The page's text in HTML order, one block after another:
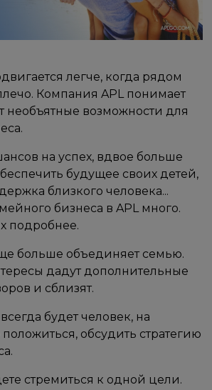
легче, когда рядом
Компания APL понимает
необъятные возможности для
на успех, вдвое больше
будущее своих детей,
близкого человека...
бизнеса в APL много.
подробнее.
больше объединяет семью.
дадут дополнительные
и сблизят.
будет человек, на
обсудить стратегию
стремиться к одной цели.